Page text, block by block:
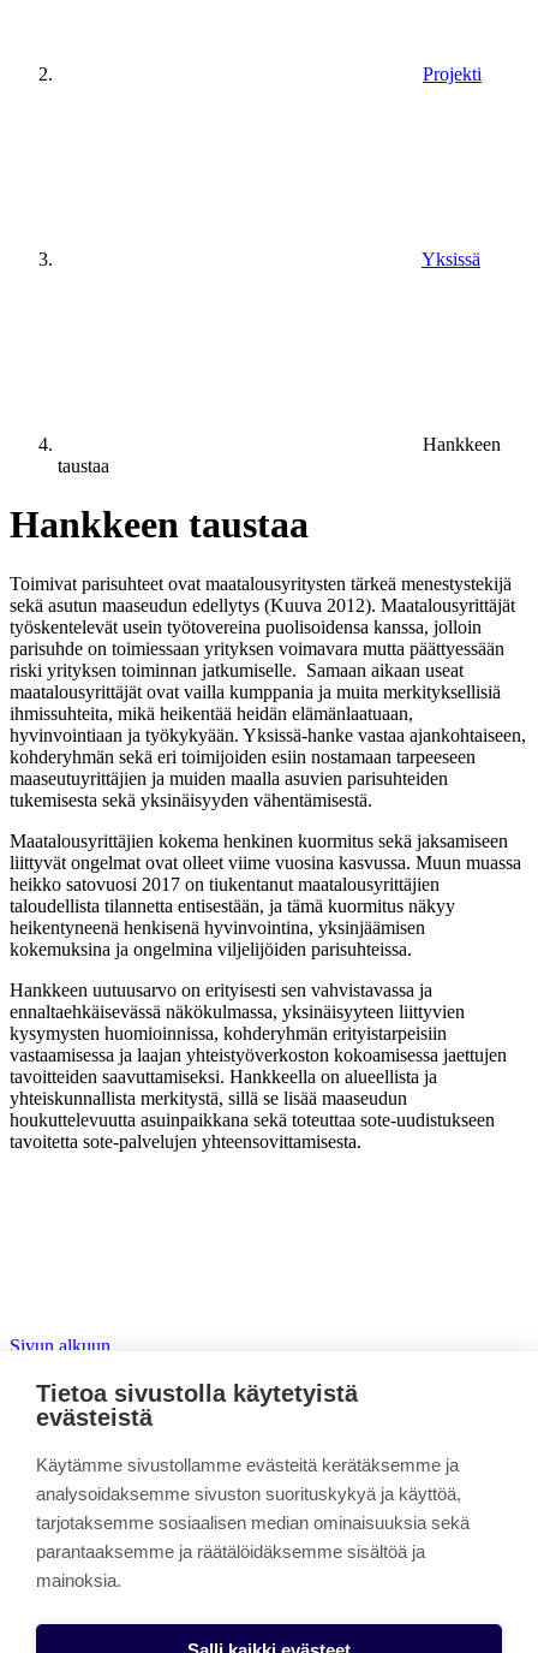
Projekti
Yksissä
Hankkeen
taustaa
Hankkeen taustaa
Toimivat parisuhteet ovat maatalousyritysten tärkeä menestystekijä
sekä asutun maaseudun edellytys (Kuuva 2012). Maatalousyrittäjät
työskentelevät usein työtovereina puolisoidensa kanssa, jolloin
parisuhde on toimiessaan yrityksen voimavara mutta päättyessään
riski yrityksen toiminnan jatkumiselle. Samaan aikaan useat
maatalousyrittäjät ovat vailla kumppania ja muita merkityksellisiä
ihmissuhteita, mikä heikentää heidän elämänlaatuaan,
hyvinvointiaan ja työkykyään. Yksissä-hanke vastaa ajankohtaiseen,
kohderyhmän sekä eri toimijoiden esiin nostamaan tarpeeseen
maaseutuyrittäjien ja muiden maalla asuvien parisuhteiden
tukemisesta sekä yksinäisyyden vähentämisestä.
Maatalousyrittäjien kokema henkinen kuormitus sekä jaksamiseen
liittyvät ongelmat ovat olleet viime vuosina kasvussa. Muun muassa
heikko satovuosi 2017 on tiukentanut maatalousyrittäjien
taloudellista tilannetta entisestään, ja tämä kuormitus näkyy
heikentyneenä henkisenä hyvinvointina, yksinjäämisen
kokemuksina ja ongelmina viljelijöiden parisuhteissa.
Hankkeen uutuusarvo on erityisesti sen vahvistavassa ja
ennaltaehkäisevässä näkökulmassa, yksinäisyyteen liittyvien
kysymysten huomioinnissa, kohderyhmän erityistarpeisiin
vastaamisessa ja laajan yhteistyöverkoston kokoamisessa jaettujen
tavoitteiden saavuttamiseksi. Hankkeella on alueellista ja
yhteiskunnallista merkitystä, sillä se lisää maaseudun
houkuttelevuutta asuinpaikkana sekä toteuttaa sote-uudistukseen
tavoitetta sote-palvelujen yhteensovittamisesta.
Sivun alkuun
Yksissä
Hankkeen taustaa
Parisuhde- ja sinkkutapahtumat
Terapeutin tilakäynnit
Ammattilaisten valmennukset
Parisuhdemateriaalia
Tietoa sivustolla käytetyistä
evästeistä
Käytämme sivustollamme evästeitä kerätäksemme ja
analysoidaksemme sivuston suorituskykyä ja käyttöä,
tarjotaksemme sosiaalisen median ominaisuuksia sekä
parantaaksemme ja räätälöidäksemme sisältöä ja
mainoksia.